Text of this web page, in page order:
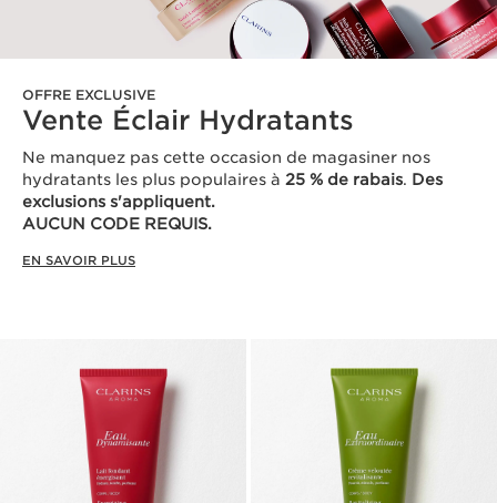
OFFRE EXCLUSIVE
Vente Éclair Hydratants
Ne manquez pas cette occasion de magasiner nos
hydratants les plus populaires à 25 % de rabais. Des
exclusions s'appliquent.
AUCUN CODE REQUIS.
EN SAVOIR PLUS